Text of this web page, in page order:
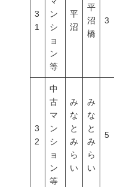
3
1
ン
シ
ョ
ン
等
平
沼
平
沼
橋
3
3
2
中
古
マ
ン
シ
ョ
ン
等
み
な
と
み
ら
い
み
な
と
み
ら
い
5